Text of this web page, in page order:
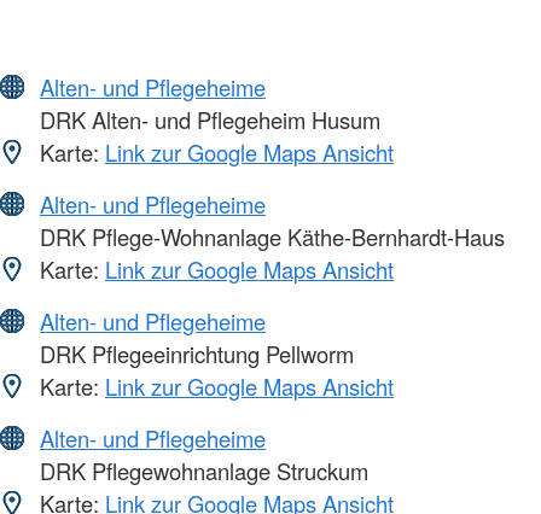
Alten- und Pflegeheime
DRK Alten- und Pflegeheim Husum
Karte: Link zur Google Maps Ansicht
Alten- und Pflegeheime
DRK Pflege-Wohnanlage Käthe-Bernhardt-Haus
Karte: Link zur Google Maps Ansicht
Alten- und Pflegeheime
DRK Pflegeeinrichtung Pellworm
Karte: Link zur Google Maps Ansicht
Alten- und Pflegeheime
DRK Pflegewohnanlage Struckum
Karte: Link zur Google Maps Ansicht